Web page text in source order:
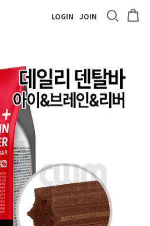
LOGIN JOIN